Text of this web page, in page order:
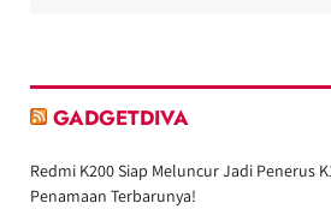
GADGETDIVA
Redmi K200 Siap Meluncur Jadi Penerus
Penamaan Terbarunya!